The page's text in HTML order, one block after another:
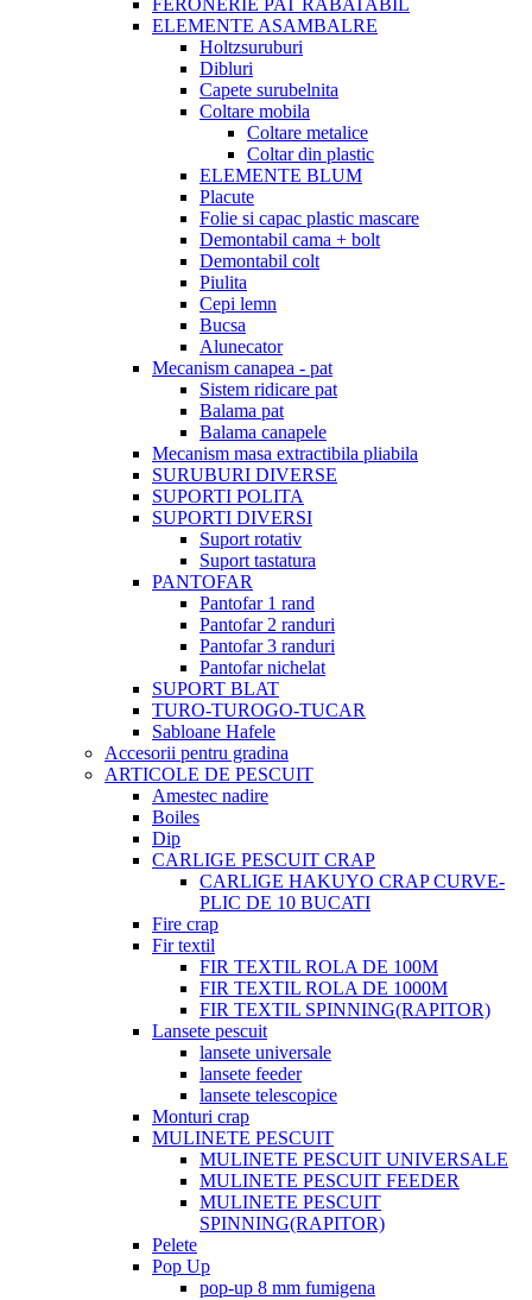
FERONERIE PAT RABATABIL
ELEMENTE ASAMBALRE
Holtzsuruburi
Dibluri
Capete surubelnita
Coltare mobila
Coltare metalice
Coltar din plastic
ELEMENTE BLUM
Placute
Folie si capac plastic mascare
Demontabil cama + bolt
Demontabil colt
Piulita
Cepi lemn
Bucsa
Alunecator
Mecanism canapea - pat
Sistem ridicare pat
Balama pat
Balama canapele
Mecanism masa extractibila pliabila
SURUBURI DIVERSE
SUPORTI POLITA
SUPORTI DIVERSI
Suport rotativ
Suport tastatura
PANTOFAR
Pantofar 1 rand
Pantofar 2 randuri
Pantofar 3 randuri
Pantofar nichelat
SUPORT BLAT
TURO-TUROGO-TUCAR
Sabloane Hafele
Accesorii pentru gradina
ARTICOLE DE PESCUIT
Amestec nadire
Boiles
Dip
CARLIGE PESCUIT CRAP
CARLIGE HAKUYO CRAP CURVE-
PLIC DE 10 BUCATI
Fire crap
Fir textil
FIR TEXTIL ROLA DE 100M
FIR TEXTIL ROLA DE 1000M
FIR TEXTIL SPINNING(RAPITOR)
Lansete pescuit
lansete universale
lansete feeder
lansete telescopice
Monturi crap
MULINETE PESCUIT
MULINETE PESCUIT UNIVERSALE
MULINETE PESCUIT FEEDER
MULINETE PESCUIT
SPINNING(RAPITOR)
Pelete
Pop Up
pop-up 8 mm fumigena